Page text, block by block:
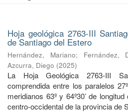
Hoja geológica 2763-III
de Santiago del Estero
Hernández, Mariano; Fernández,
Azcurra, Diego (2025)
La Hoja Geológica 2763-III
comprendida entre los paralelos
meridianos 63º y 64º30’ de
centro-occidental de la provincia de